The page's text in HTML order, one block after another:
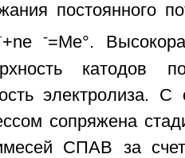
постоянного
+ne -=Ме°.
катодов
электролиза.
сопряжена
СПАВ за